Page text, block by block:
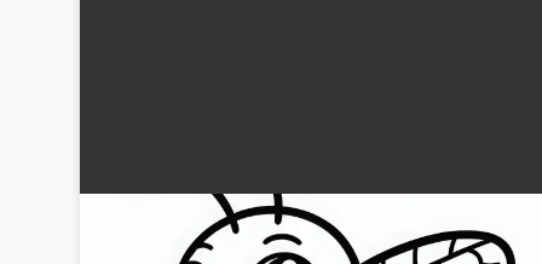
Hveps sidder på et blad: Malebog til download